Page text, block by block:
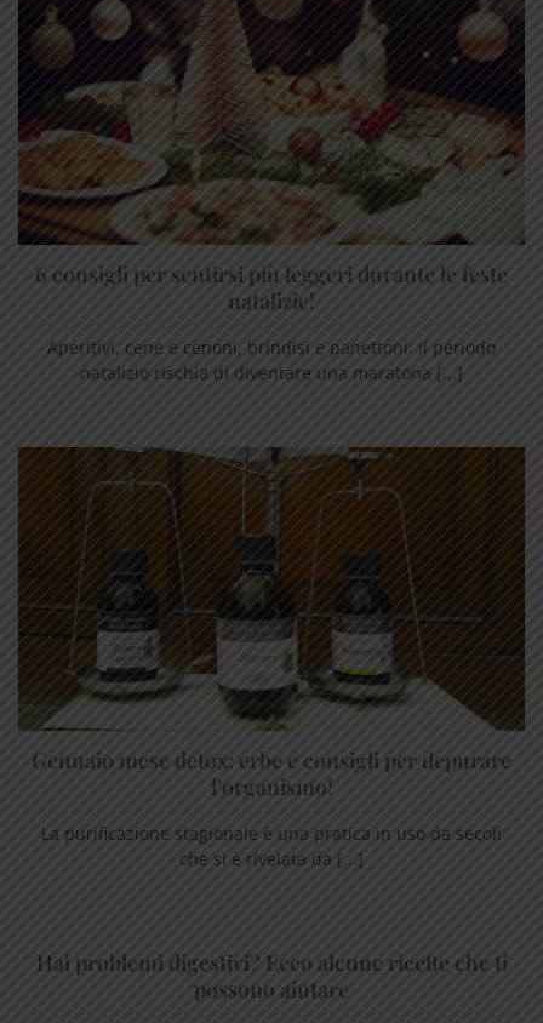
6 consigli per sentirsi più leggeri durante le feste
natalizie!
Aperitivi, cene e cenoni, brindisi e panettoni: il periodo
natalizio rischia di diventare una maratona [...]
Gennaio mese detox: erbe e consigli per depurare
l’organismo!
La purificazione stagionale è una pratica in uso da secoli
che si è rivelata da [...]
Hai problemi digestivi? Ecco alcune ricette che ti
possono aiutare